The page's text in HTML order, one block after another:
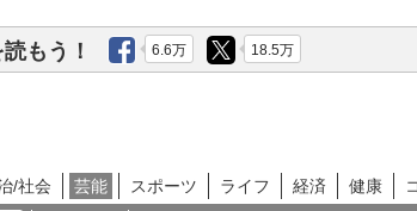
もう！ 6.6万 18.5万
/社会 芸能 スポーツ ライフ 経済 健康